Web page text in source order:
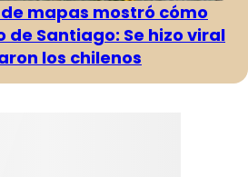
mapas mostró cómo
de Santiago: Se hizo viral
los chilenos